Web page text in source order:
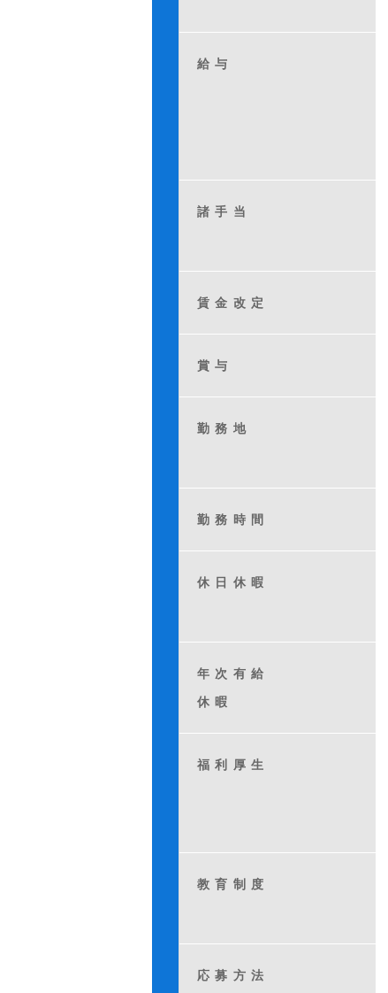
給与
諸手当
賃金改定
賞与
勤務地
勤務時間
休日休暇
年次有給
休暇
福利厚生
教育制度
応募方法